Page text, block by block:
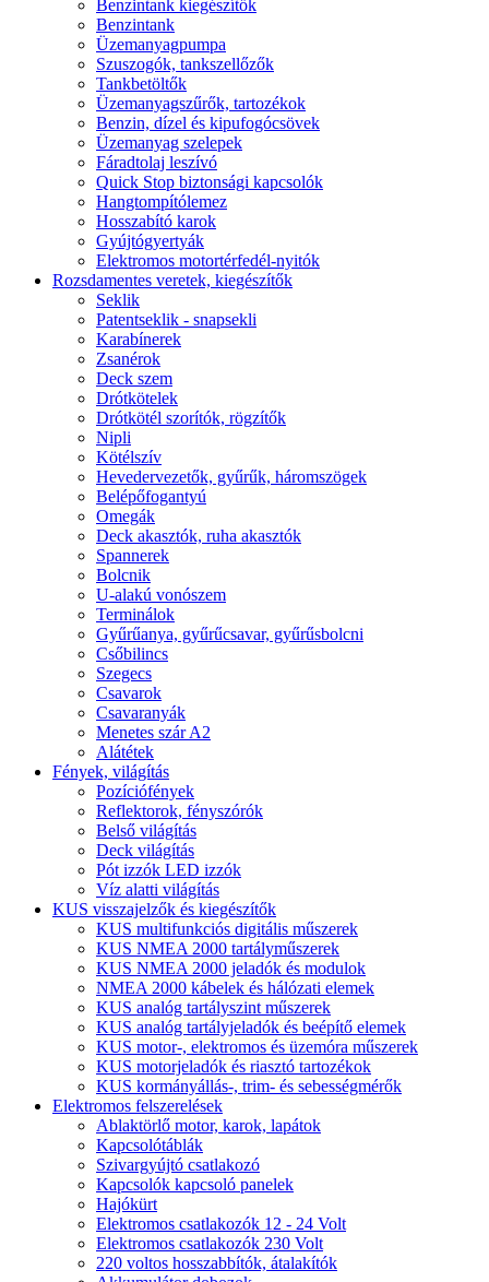
Benzintank kiegészítők
Benzintank
Üzemanyagpumpa
Szuszogók, tankszellőzők
Tankbetöltők
Üzemanyagszűrők, tartozékok
Benzin, dízel és kipufogócsövek
Üzemanyag szelepek
Fáradtolaj leszívó
Quick Stop biztonsági kapcsolók
Hangtompítólemez
Hosszabító karok
Gyújtógyertyák
Elektromos motortérfedél-nyitók
Rozsdamentes veretek, kiegészítők
Seklik
Patentseklik - snapsekli
Karabínerek
Zsanérok
Deck szem
Drótkötelek
Drótkötél szorítók, rögzítők
Nipli
Kötélszív
Hevedervezetők, gyűrűk, háromszögek
Belépőfogantyú
Omegák
Deck akasztók, ruha akasztók
Spannerek
Bolcnik
U-alakú vonószem
Terminálok
Gyűrűanya, gyűrűcsavar, gyűrűsbolcni
Csőbilincs
Szegecs
Csavarok
Csavaranyák
Menetes szár A2
Alátétek
Fények, világítás
Pozíciófények
Reflektorok, fényszórók
Belső világítás
Deck világítás
Pót izzók LED izzók
Víz alatti világítás
KUS visszajelzők és kiegészítők
KUS multifunkciós digitális műszerek
KUS NMEA 2000 tartályműszerek
KUS NMEA 2000 jeladók és modulok
NMEA 2000 kábelek és hálózati elemek
KUS analóg tartályszint műszerek
KUS analóg tartályjeladók és beépítő elemek
KUS motor-, elektromos és üzemóra műszerek
KUS motorjeladók és riasztó tartozékok
KUS kormányállás-, trim- és sebességmérők
Elektromos felszerelések
Ablaktörlő motor, karok, lapátok
Kapcsolótáblák
Szivargyújtó csatlakozó
Kapcsolók kapcsoló panelek
Hajókürt
Elektromos csatlakozók 12 - 24 Volt
Elektromos csatlakozók 230 Volt
220 voltos hosszabbítók, átalakítók